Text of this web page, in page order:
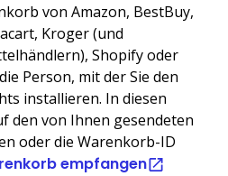
von Amazon, BestBuy,
Kroger (und
Shopify oder
Person, mit der Sie den
installieren. In diesen
den von Ihnen gesendeten
oder die Warenkorb-ID
empfangen